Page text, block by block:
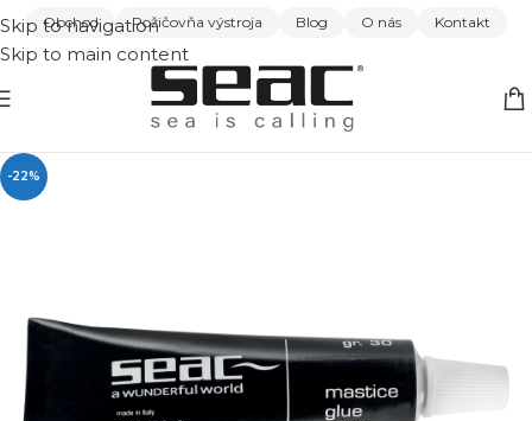
Skip to navigation
Skip to main content
Obchod Požičovňa výstroja Blog O nás Kontakt
-22%